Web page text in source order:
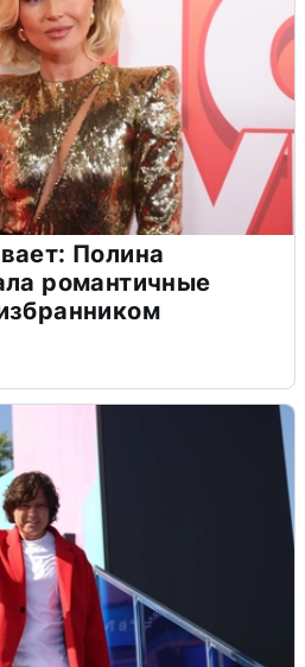
Полина
романтичные